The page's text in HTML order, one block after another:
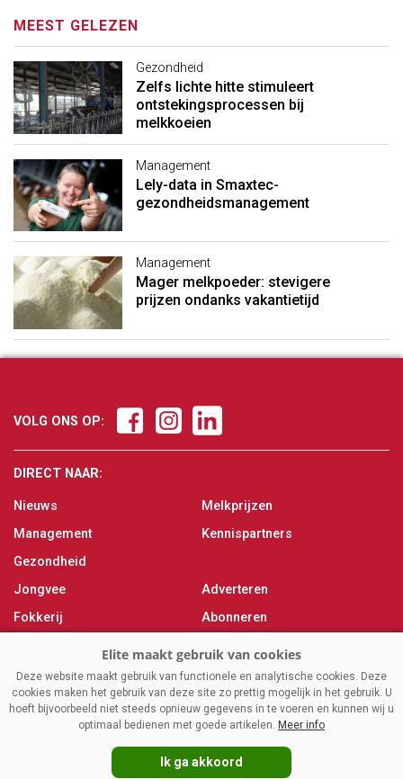
MEEST GELEZEN
Gezondheid
Zelfs lichte hitte stimuleert
ontstekingsprocessen bij
melkkoeien
Management
Lely-data in Smaxtec-
gezondheidsmanagement
Management
Mager melkpoeder: stevigere
prijzen ondanks vakantietijd
VOLG ONS OP:
DIRECT NAAR:
Nieuws
Management
Gezondheid
Jongvee
Fokkerij
Melken
Magazine
Melkprijzen
Kennispartners
Adverteren
Abonneren
Contact
Deze website maakt gebruik van functionele en analytische cookies. Deze
cookies maken het gebruik van deze site zo prettig mogelijk in het gebruik. U
hoeft bijvoorbeeld niet steeds opnieuw gegevens in te voeren en kunnen wij u
optimaal bedienen met goede artikelen. Meer info
Ik ga akkoord